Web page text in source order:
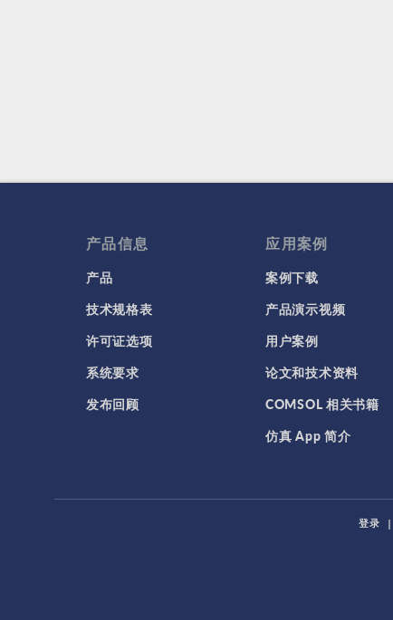
产品信息
产品
技术规格表
许可证选项
系统要求
发布回顾
应用案例
案例下载
产品演示视频
用户案例
论文和技术资料
COMSOL 相关书籍
仿真 App 简介
登录 |